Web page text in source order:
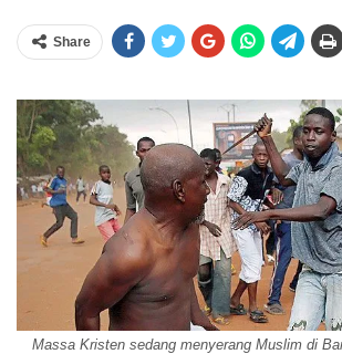
Share
Massa Kristen sedang menyerang Muslim di